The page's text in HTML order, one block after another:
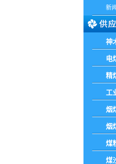
新
神
电
精
工
烟
烟
煤
煤